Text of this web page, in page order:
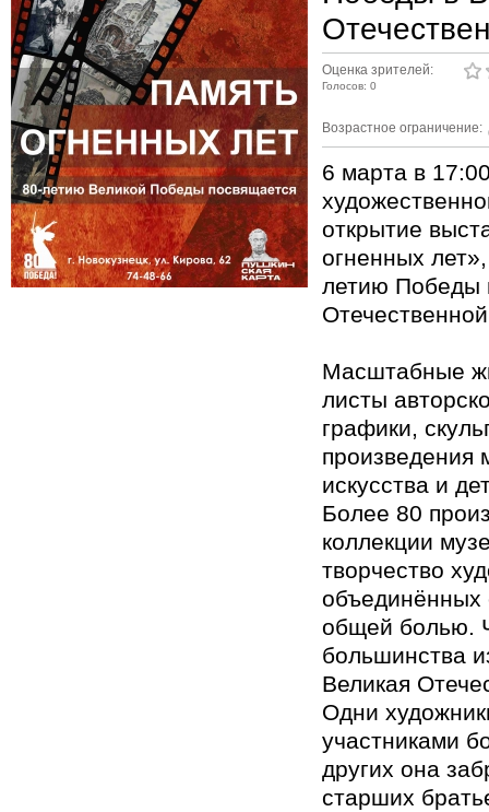
Оценка зрителей:
Голосов: 0
Возрастное ограничение:
6 марта в
открытие
огненных
летию Победы
Масштабные
листы
графики,
произведения
искусства и
Более 80
коллекции
творчество
объединённых
общей болью.
большинства
Великая
Одни
участниками
других она
старших